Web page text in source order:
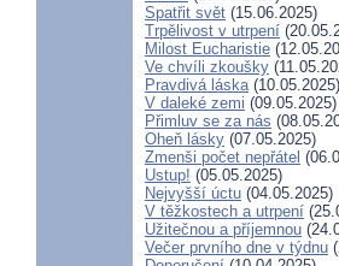
Spatřit svět (15.06.2025)
Trpělivost v utrpení
Milost Eucharistie
Ve chvíli zkoušky
Pravdivá láska(10.05.2025)
V daleké zemi (09.05.2025)
Přimluv se za nás
Oheň lásky (07.05.2025)
Zmenši počet nepřátel
Ustup! (05.05.2025)
Nejvyšší úctu (04.05.2025)
V těžkostech a utrpení
Užitečnou a příjemnou
Večer prvního dne v týdnu